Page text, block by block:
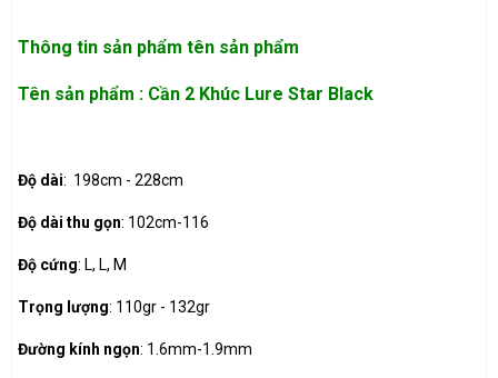
Thông tin sản phẩm tên sản phẩm
Tên sản phẩm : Cần 2 Khúc Lure Star Black
Độ dài: 198cm - 228cm
Độ dài thu gọn: 102cm-116
Độ cứng: L, L, M
Trọng lượng: 110gr - 132gr
Đường kính ngọn: 1.6mm-1.9mm